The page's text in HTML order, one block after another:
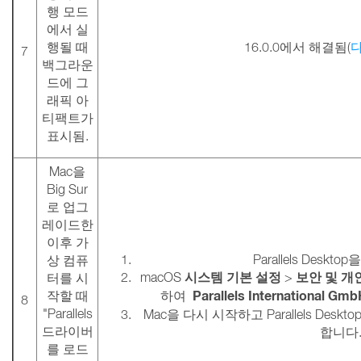
7
행 모드
에서 실
행될 때
백그라운
드에 그
래픽 아
티팩트가
표시됨.
16.0.0에서 해결됨(
8
Mac을
Big Sur
로 업그
레이드한
이후 가
상 컴퓨
터를 시
작할 때
"Parallels
드라이버
를 로드
Parallels Desktop
macOS 시스템 기본 설정 > 보안 및 개
하여 Parallels International
Mac을 다시 시작하고 Parallels
합니다.